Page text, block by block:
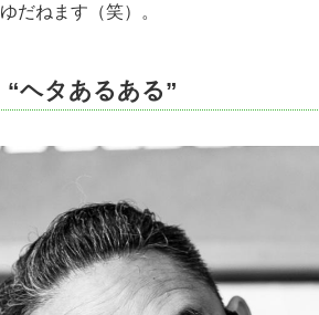
だねます（笑）。
ヘタあるある”